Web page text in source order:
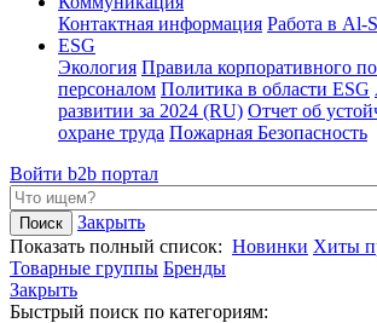
Контактная информация Работа в Al-
ESG
Экология Правила корпоративного
персоналом Политика в области ESG
развитии за 2024 (RU) Отчет об
охране труда Пожарная Безопасность
Войти b2b портал
Закрыть
Показать полный список: Новинки Хиты
Товарные группы Бренды
Закрыть
Быстрый поиск по категориям: